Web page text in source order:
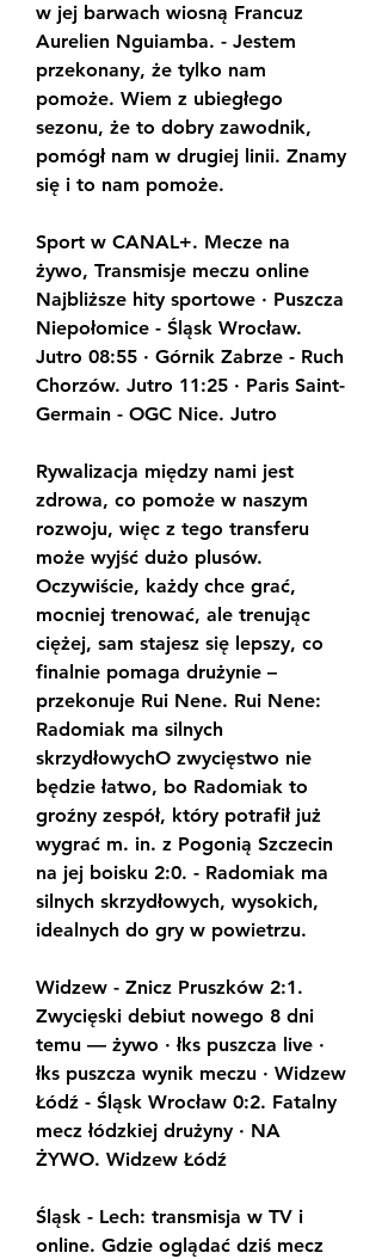
w jej barwach wiosną Francuz
Aurelien Nguiamba. - Jestem
przekonany, że tylko nam
pomoże. Wiem z ubiegłego
sezonu, że to dobry zawodnik,
pomógł nam w drugiej linii. Znamy
się i to nam pomoże.
Sport w CANAL+. Mecze na
żywo, Transmisje meczu online
Najbliższe hity sportowe · Puszcza
Niepołomice - Śląsk Wrocław.
Jutro 08:55 · Górnik Zabrze - Ruch
Chorzów. Jutro 11:25 · Paris Saint-
Germain - OGC Nice. Jutro
Rywalizacja między nami jest
zdrowa, co pomoże w naszym
rozwoju, więc z tego transferu
może wyjść dużo plusów.
Oczywiście, każdy chce grać,
mocniej trenować, ale trenując
ciężej, sam stajesz się lepszy, co
finalnie pomaga drużynie –
przekonuje Rui Nene. Rui Nene:
Radomiak ma silnych
skrzydłowychO zwycięstwo nie
będzie łatwo, bo Radomiak to
groźny zespół, który potrafił już
wygrać m. in. z Pogonią Szczecin
na jej boisku 2:0. - Radomiak ma
silnych skrzydłowych, wysokich,
idealnych do gry w powietrzu.
Widzew - Znicz Pruszków 2:1.
Zwycięski debiut nowego 8 dni
temu — żywo · łks puszcza live ·
łks puszcza wynik meczu · Widzew
Łódź - Śląsk Wrocław 0:2. Fatalny
mecz łódzkiej drużyny · NA
ŻYWO. Widzew Łódź
Śląsk - Lech: transmisja w TV i
online. Gdzie oglądać dziś mecz